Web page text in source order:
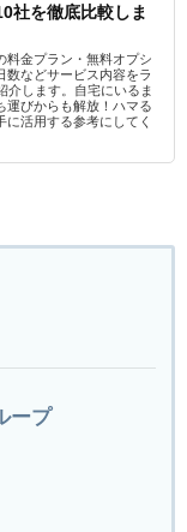
社を徹底比較しま
料金プラン・無料オプシ
数などサービス内容をラ
介します。自宅にいるま
運びからも解放！ハマる
活用する参考にしてく
ープ